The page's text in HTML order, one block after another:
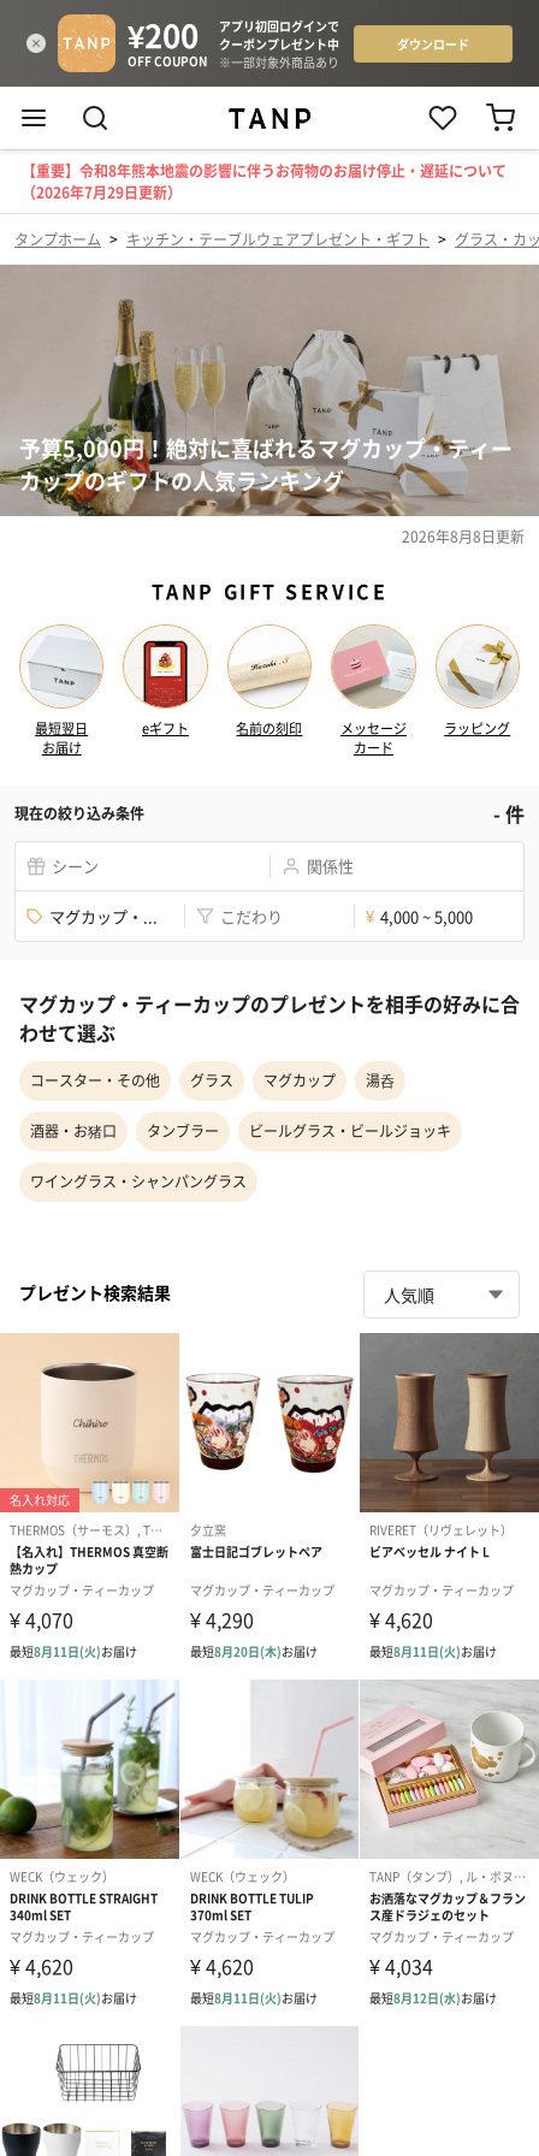
【重要】令和8年熊本地震の影響に伴うお荷物のお届け停止・遅延について
（2026年7月29日更新）
タンプホーム > キッチン・テーブルウェアプレゼント・ギフト > グラス・カ
予算5,000円！絶対に喜ばれるマグカップ・ティー
カップのギフトの人気ランキング
2026年8月8日更新
TANP GIFT SERVICE
最短翌日
お届け
eギフト 名前の刻印
メッセージ
カード
ラッピング
現在の絞り込み条件 -件
シーン 関係性
マグカップ・... こだわり ¥ 4,000 ~ 5,000
マグカップ・ティーカップのプレゼントを相手の好みに合
わせて選ぶ
コースター・その他 グラス マグカップ 湯呑
酒器・お猪口 タンブラー ビールグラス・ビールジョッキ
ワイングラス・シャンパングラス
プレゼント検索結果